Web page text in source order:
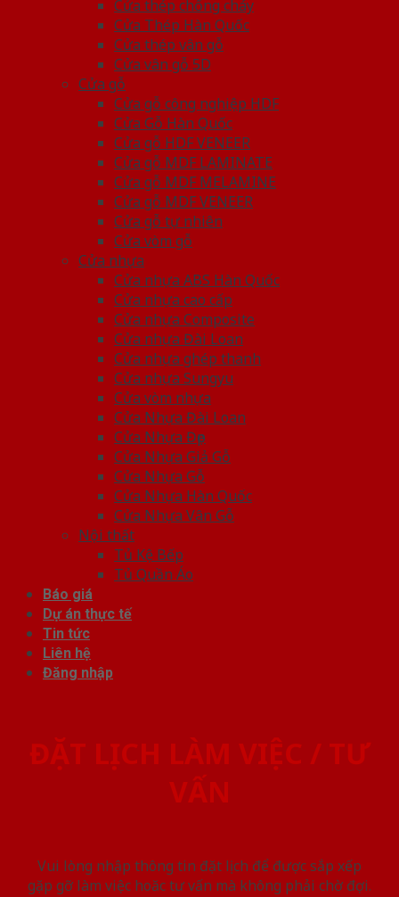
Cửa thép chống cháy
Cửa Thép Hàn Quốc
Cửa thép vân gỗ
Cửa vân gỗ 5D
Cửa gỗ
Cửa gỗ công nghiệp HDF
Cửa Gỗ Hàn Quốc
Cửa gỗ HDF VENEER
Cửa gỗ MDF LAMINATE
Cửa gỗ MDF MELAMINE
Cửa gỗ MDF VENEER
Cửa gỗ tự nhiên
Cửa vòm gỗ
Cửa nhựa
Cửa nhựa ABS Hàn Quốc
Cửa nhựa cao cấp
Cửa nhựa Composite
Cửa nhựa Đài Loan
Cửa nhựa ghép thanh
Cửa nhựa Sungyu
Cửa vòm nhựa
Cửa Nhựa Đài Loan
Cửa Nhựa Đẹp
Cửa Nhựa Giả Gỗ
Cửa Nhựa Gỗ
Cửa Nhựa Hàn Quốc
Cửa Nhựa Vân Gỗ
Nội thất
Tủ Kệ Bếp
Tủ Quần Áo
Báo giá
Dự án thực tế
Tin tức
Liên hệ
Đăng nhập
ĐẶT LỊCH LÀM VIỆC / TƯ
VẤN
Vui lòng nhập thông tin đặt lịch để được sắp xếp
gặp gỡ làm việc hoăc tư vấn mà không phải chờ đợi.